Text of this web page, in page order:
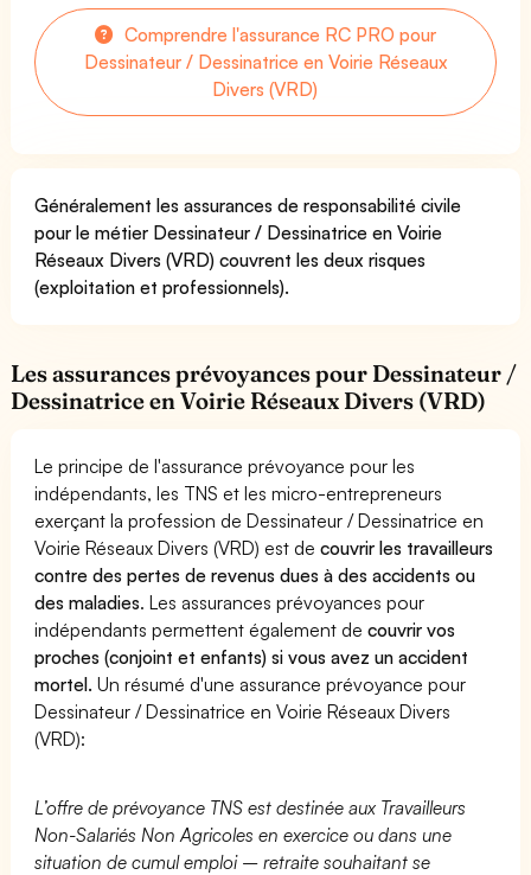
Comprendre l'assurance RC PRO pour
Dessinateur / Dessinatrice en Voirie Réseaux
Divers (VRD)
Généralement les assurances de responsabilité civile
pour le métier Dessinateur / Dessinatrice en Voirie
Réseaux Divers (VRD) couvrent les deux risques
(exploitation et professionnels).
Les assurances prévoyances pour Dessinateur /
Dessinatrice en Voirie Réseaux Divers (VRD)
Le principe de l'assurance prévoyance pour les
indépendants, les TNS et les micro-entrepreneurs
exerçant la profession de Dessinateur / Dessinatrice en
Voirie Réseaux Divers (VRD) est decouvrir les travailleurs
contre des pertes de revenus dues à des accidents ou
des maladies. Les assurances prévoyances pour
indépendants permettent également decouvrir vos
proches (conjoint et enfants) si vous avez un accident
mortel. Un résumé d'une assurance prévoyance pour
Dessinateur / Dessinatrice en Voirie Réseaux Divers
(VRD):
L’offre de prévoyance TNS est destinée aux Travailleurs
Non-Salariés Non Agricoles en exercice ou dans une
situation de cumul emploi – retraite souhaitant se